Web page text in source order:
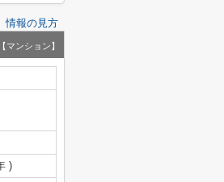
情報の見方
【マンション】
)